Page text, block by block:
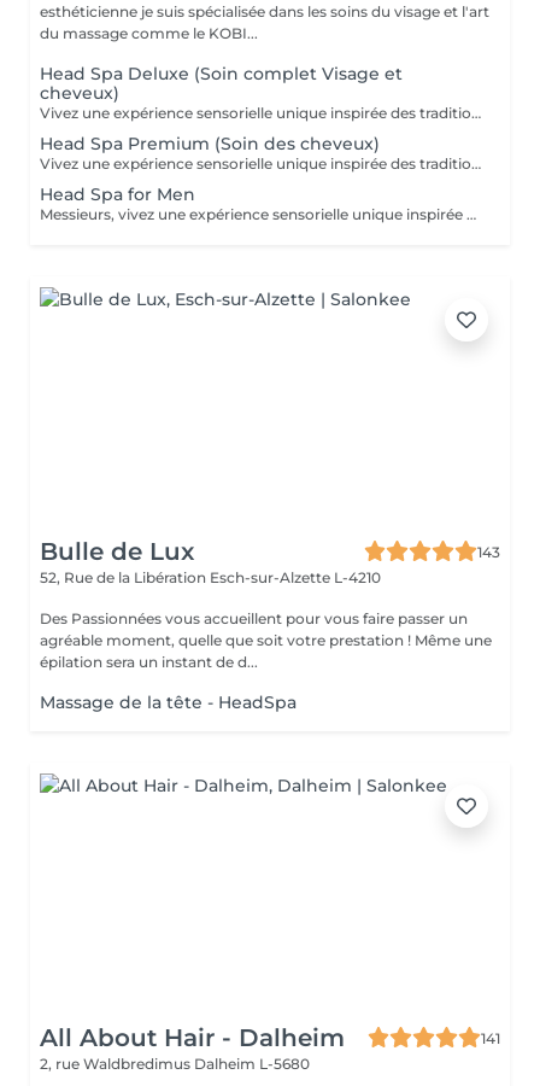
esthéticienne je suis spécialisée dans les soins du visage et l'art
du massage comme le KOBI...
Head Spa Deluxe (Soin complet Visage et
cheveux)
Vivez une expérience sensorielle unique inspirée des traditions anciennes japonaises dédiées au soin du corps et à l'apaisement de l'esprit. Le Head Spa combine soin des cheveux et du visage pour améliorer la revitalisation du cuir chevelu tout en favorisant la réduction du stress et la relaxation générale: - Démaquillage du visage - Massage du visage manuel "coup d'éclat" - Massage manuel des épaules, de la nuque et du cuir chevelu à l'huile précieuse et utilisation de différents outils - Fontaine d'eau chaude - Masque visage hydratant - Shampoing - Masque capillaire sous bain de vapeur + sérum - Massage des mains et des bras. - Crème + Sérum visage hydradants - Séchage des cheveux (15 minutes)
Head Spa Premium (Soin des cheveux)
Vivez une expérience sensorielle unique inspirée des traditions anciennes japonaises dédiées au soin du corps et à l'apaisement de l'esprit. Le Head Spa combine soin des cheveux et du visage pour améliorer la revitalisation du cuir chevelu tout en favorisant la réduction du stress et la relaxation générale: - Démaquillage du visage - Massage manuel des épaules, de la nuque et du cuir chevelu à l'huile précieuse et utilisation de différents outils - Fontaine d'eau chaude - Shampoing - Masque capillaire sous bain de vapeur + sérum - Massage des mains et des bras. - Séchage des cheveux (15 minutes)
Head Spa for Men
Messieurs, vivez une expérience sensorielle unique inspirée des traditions anciennes japonaises dédiées au soin du corps et à l'apaisement de l'esprit adapté à votre peau. Le Head Spa combine soin des cheveux et du visage pour améliorer la revitalisation du cuir chevelu tout en favorisant la réduction du stress et la relaxation générale: - Soin du visage (nettoyage, massage, masque et/ou soin de la barbe) - Massage manuel des épaules, de la nuque et du cuir chevelu à l'huile précieuse et utilisation de différents outils - Fontaine d'eau chaude - Shampoing - Sérum capillaire - Séchage des cheveux
Bulle de Lux
143
52, Rue de la Libération Esch-sur-Alzette L-4210
Des Passionnées vous accueillent pour vous faire passer un
agréable moment, quelle que soit votre prestation ! Même une
épilation sera un instant de d...
Massage de la tête - HeadSpa
All About Hair - Dalheim
141
2, rue Waldbredimus Dalheim L-5680